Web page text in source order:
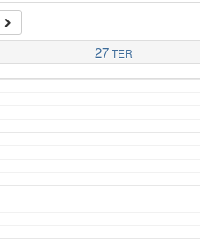
27 TER